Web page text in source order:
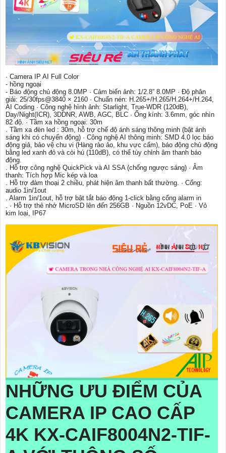
· Camera IP AI Full Color
- hồng ngoại
- Báo động chủ động 8.0MP · Cảm biến ảnh: 1/2.8” 8.0MP · Độ phân
giải: 25/30fps@3840 × 2160 · Chuẩn nén: H.265+/H.265/H.264+/H.264,
AI Coding · Công nghệ hình ảnh: Starlight, True-WDR (120dB),
Day/Night(ICR), 3DDNR, AWB, AGC, BLC · Ống kính: 3.6mm, góc nhìn
82 độ. · Tầm xa hồng ngoại: 30m
. Tầm xa đèn led : 30m, hỗ trợ chế độ ánh sáng thông minh (bật ánh
sáng khi có chuyển động) · Công nghệ AI thông minh: SMD 4.0 lọc báo
động giả, bảo vệ chu vi (Hàng rào ảo, khu vực cấm), báo động chủ động
bằng led xanh đỏ và còi hú (110dB), có thể tùy chỉnh âm thanh báo
động.
. Hỗ trợ công nghệ QuickPick và AI SSA (chống ngược sáng) · Âm
thanh: Tích hợp Mic kép và loa
. Hỗ trợ đàm thoại 2 chiều, phát hiện âm thanh bất thường. · Cổng:
audio 1in/1out
. Alarm 1in/1out, hỗ trợ bật tắt báo động 1-click bằng cổng alarm in
. · Hỗ trợ thẻ nhớ MicroSD lên đến 256GB · Nguồn 12vDC, PoE · Vỏ
kim loại, IP67
NHỮNG ƯU ĐIỂM CỦA
CAMERA IP CAO CẤP
4K KX-CAIF8004N2-TIF-